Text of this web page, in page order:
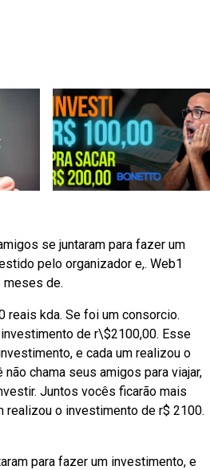
se juntaram para fazer um
pelo organizador e,. Web1
meses de.
reais kda. Se foi um consorcio.
de r\$2100,00. Esse
e cada um realizou o
chama seus amigos para viajar,
Juntos vocês ficarão mais
realizou o investimento de r$ 2100.
para fazer um investimento, e